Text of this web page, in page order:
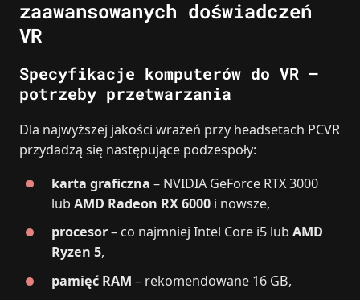
zaawansowanych doświadczeń
VR
Specyfikacje komputerów do VR –
potrzeby przetwarzania
Dla najwyższej jakości wrażeń przy headsetach PCVR
przydadzą się następujące podzespoły:
karta graficzna – NVIDIA GeForce RTX 3000
lubAMD Radeon RX 6000 i nowsze,
procesor– co najmniej Intel Core i5 lubAMD
Ryzen 5,
pamięć RAM – rekomendowane 16 GB,